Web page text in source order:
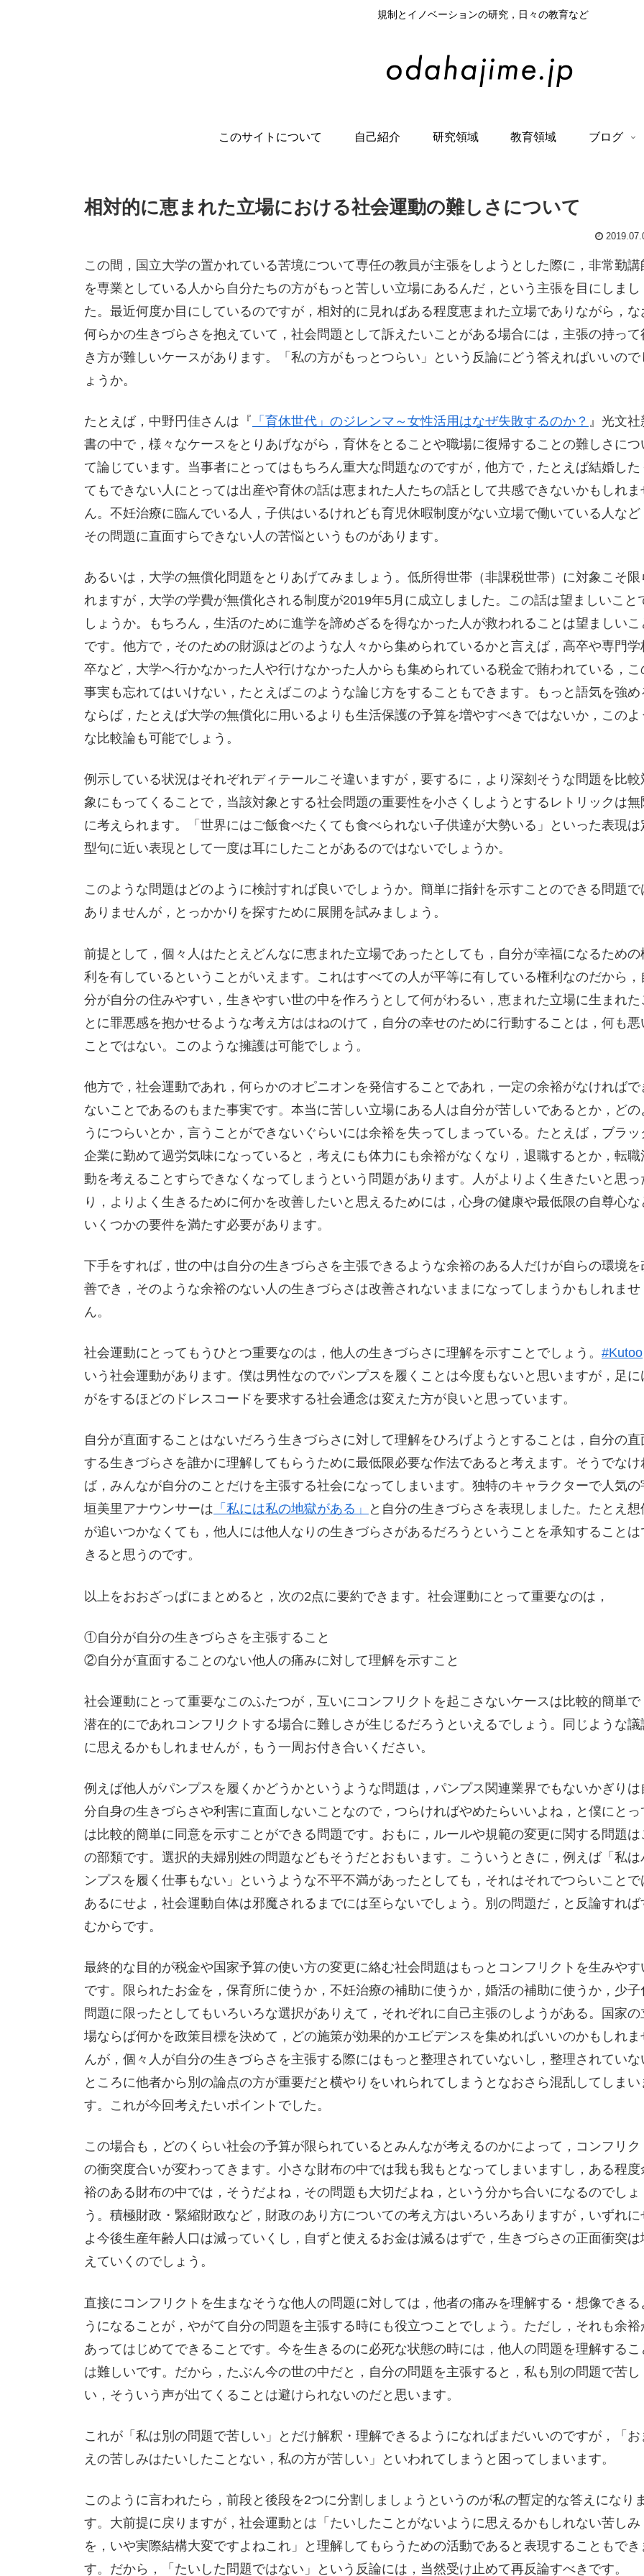
規制とイノベーションの研究，日々の教育など
このサイトについて 自己紹介 研究領域 教育領域 ブログ
相対的に恵まれた立場における社会運動の難しさについて
この間，国立大学の置かれている苦境について専任の教員が主張をしようとした際に，非常勤講
を専業としている人から自分たちの方がもっと苦しい立場にあるんだ，という主張を目にしまし
た。最近何度か目にしているのですが，相対的に見ればある程度恵まれた立場でありながら，な
何らかの生きづらさを抱えていて，社会問題として訴えたいことがある場合には，主張の持って
き方が難しいケースがあります。「私の方がもっとつらい」という反論にどう答えればいいので
ょうか。
たとえば，中野円佳さんは『 「育休世代」のジレンマ～女性活用はなぜ失敗するのか？ 』光文社
書の中で，様々なケースをとりあげながら，育休をとることや職場に復帰することの難しさにつ
て論じています。当事者にとってはもちろん重大な問題なのですが，他方で，たとえば結婚した
てもできない人にとっては出産や育休の話は恵まれた人たちの話として共感できないかもしれま
ん。不妊治療に臨んでいる人，子供はいるけれども育児休暇制度がない立場で働いている人など
その問題に直面すらできない人の苦悩というものがあります。
あるいは，大学の無償化問題をとりあげてみましょう。低所得世帯（非課税世帯）に対象こそ限
れますが，大学の学費が無償化される制度が2019年5月に成立しました。この話は望ましいこと
しょうか。もちろん，生活のために進学を諦めざるを得なかった人が救われることは望ましいこ
です。他方で，そのための財源はどのような人々から集められているかと言えば，高卒や専門学
卒など，大学へ行かなかった人や行けなかった人からも集められている税金で賄われている，こ
事実も忘れてはいけない，たとえばこのような論じ方をすることもできます。もっと語気を強め
ならば，たとえば大学の無償化に用いるよりも生活保護の予算を増やすべきではないか，このよ
な比較論も可能でしょう。
例示している状況はそれぞれディテールこそ違いますが，要するに，より深刻そうな問題を比較
象にもってくることで，当該対象とする社会問題の重要性を小さくしようとするレトリックは無
に考えられます。「世界にはご飯食べたくても食べられない子供達が大勢いる」といった表現は
型句に近い表現として一度は耳にしたことがあるのではないでしょうか。
このような問題はどのように検討すれば良いでしょうか。簡単に指針を示すことのできる問題で
ありませんが，とっかかりを探すために展開を試みましょう。
前提として，個々人はたとえどんなに恵まれた立場であったとしても，自分が幸福になるための
利を有しているということがいえます。これはすべての人が平等に有している権利なのだから，
分が自分の住みやすい，生きやすい世の中を作ろうとして何がわるい，恵まれた立場に生まれた
とに罪悪感を抱かせるような考え方ははねのけて，自分の幸せのために行動することは，何も悪
ことではない。このような擁護は可能でしょう。
他方で，社会運動であれ，何らかのオピニオンを発信することであれ，一定の余裕がなければで
ないことであるのもまた事実です。本当に苦しい立場にある人は自分が苦しいであるとか，どの
うにつらいとか，言うことができないぐらいには余裕を失ってしまっている。たとえば，ブラッ
企業に勤めて過労気味になっていると，考えにも体力にも余裕がなくなり，退職するとか，転職
動を考えることすらできなくなってしまうという問題があります。人がよりよく生きたいと思っ
り，よりよく生きるために何かを改善したいと思えるためには，心身の健康や最低限の自尊心な
いくつかの要件を満たす必要があります。
下手をすれば，世の中は自分の生きづらさを主張できるような余裕のある人だけが自らの環境を
善でき，そのような余裕のない人の生きづらさは改善されないままになってしまうかもしれませ
ん。
社会運動にとってもうひとつ重要なのは，他人の生きづらさに理解を示すことでしょう。 #Kutoo
いう社会運動があります。僕は男性なのでパンプスを履くことは今度もないと思いますが，足に
がをするほどのドレスコードを要求する社会通念は変えた方が良いと思っています。
自分が直面することはないだろう生きづらさに対して理解をひろげようとすることは，自分の直
する生きづらさを誰かに理解してもらうために最低限必要な作法であると考えます。そうでなけ
ば，みんなが自分のことだけを主張する社会になってしまいます。独特のキャラクターで人気の
垣美里アナウンサーは 「私には私の地獄がある」
と自分の生きづらさを表現しました。たとえ想
が追いつかなくても，他人には他人なりの生きづらさがあるだろうということを承知することは
きると思うのです。
以上をおおざっぱにまとめると，次の2点に要約できます。社会運動にとって重要なのは，
①自分が自分の生きづらさを主張すること
②自分が直面することのない他人の痛みに対して理解を示すこと
社会運動にとって重要なこのふたつが，互いにコンフリクトを起こさないケースは比較的簡単で
潜在的にであれコンフリクトする場合に難しさが生じるだろうといえるでしょう。同じような議
に思えるかもしれませんが，もう一周お付き合いください。
例えば他人がパンプスを履くかどうかというような問題は，パンプス関連業界でもないかぎりは
分自身の生きづらさや利害に直面しないことなので，つらければやめたらいいよね，と僕にとっ
は比較的簡単に同意を示すことができる問題です。おもに，ルールや規範の変更に関する問題は
の部類です。選択的夫婦別姓の問題などもそうだとおもいます。こういうときに，例えば「私は
ンプスを履く仕事もない」というような不平不満があったとしても，それはそれでつらいことで
あるにせよ，社会運動自体は邪魔されるまでには至らないでしょう。別の問題だ，と反論すれば
むからです。
最終的な目的が税金や国家予算の使い方の変更に絡む社会問題はもっとコンフリクトを生みやす
です。限られたお金を，保育所に使うか，不妊治療の補助に使うか，婚活の補助に使うか，少子
問題に限ったとしてもいろいろな選択がありえて，それぞれに自己主張のしようがある。国家の
場ならば何かを政策目標を決めて，どの施策が効果的かエビデンスを集めればいいのかもしれま
んが，個々人が自分の生きづらさを主張する際にはもっと整理されていないし，整理されていな
ところに他者から別の論点の方が重要だと横やりをいれられてしまうとなおさら混乱してしまい
す。これが今回考えたいポイントでした。
この場合も，どのくらい社会の予算が限られているとみんなが考えるのかによって，コンフリク
の衝突度合いが変わってきます。小さな財布の中では我も我もとなってしまいますし，ある程度
裕のある財布の中では，そうだよね，その問題も大切だよね，という分かち合いになるのでしょ
う。積極財政・緊縮財政など，財政のあり方についての考え方はいろいろありますが，いずれに
よ今後生産年齢人口は減っていくし，自ずと使えるお金は減るはずで，生きづらさの正面衝突は
えていくのでしょう。
直接にコンフリクトを生まなそうな他人の問題に対しては，他者の痛みを理解する・想像できる
うになることが，やがて自分の問題を主張する時にも役立つことでしょう。ただし，それも余裕
あってはじめてできることです。今を生きるのに必死な状態の時には，他人の問題を理解するこ
は難しいです。だから，たぶん今の世の中だと，自分の問題を主張すると，私も別の問題で苦し
い，そういう声が出てくることは避けられないのだと思います。
これが「私は別の問題で苦しい」とだけ解釈・理解できるようになればまだいいのですが，「お
えの苦しみはたいしたことない，私の方が苦しい」といわれてしまうと困ってしまいます。
このように言われたら，前段と後段を2つに分割しましょうというのが私の暫定的な答えになりま
す。大前提に戻りますが，社会運動とは「たいしたことがないように思えるかもしれない苦しみ
を，いや実際結構大変ですよねこれ」と理解してもらうための活動であると表現することもでき
す。だから，「たいした問題ではない」という反論には，当然受け止めて再反論すべきです。